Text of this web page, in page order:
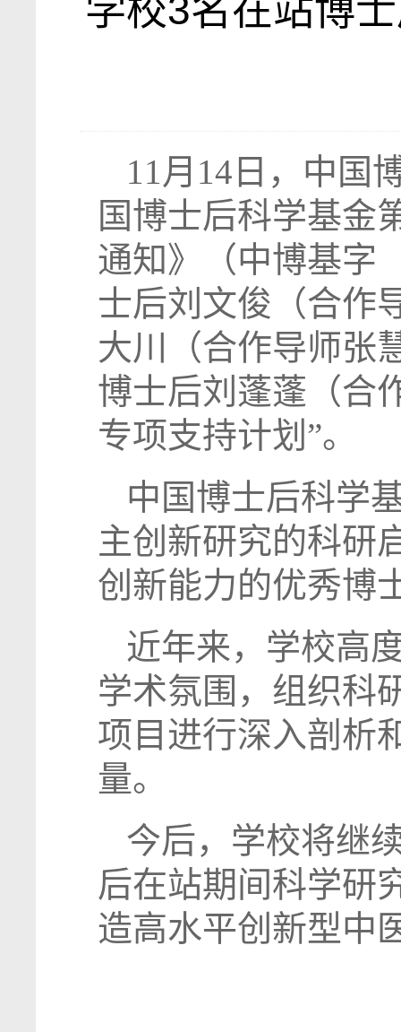
学校3名在站博
11月14日，中国
国博士后科学基金
通知》（中博基字
士后刘文俊（合作
大川（合作导师张
博士后刘蓬蓬（合
专项支持计划”。
中国博士后科学
主创新研究的科研
创新能力的优秀博
近年来，学校高
学术氛围，组织科
项目进行深入剖析
量。
今后，学校将继
后在站期间科学研
造高水平创新型中